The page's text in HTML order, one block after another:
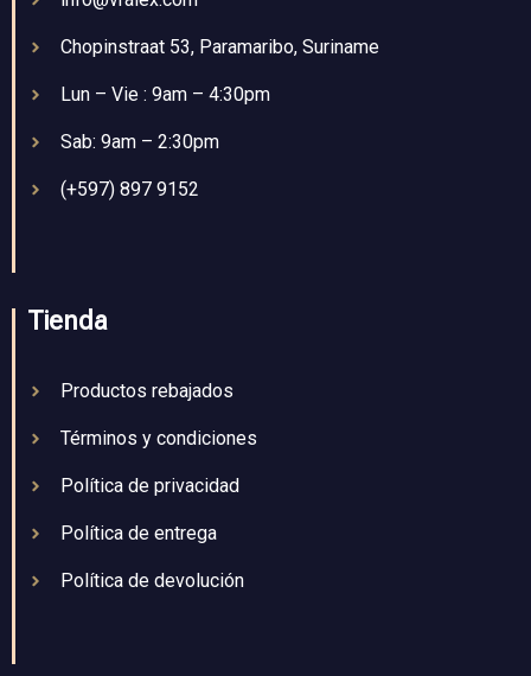
Chopinstraat 53, Paramaribo, Suriname
Lun – Vie : 9am – 4:30pm
Sab: 9am – 2:30pm
(+597) 897 9152
Tienda
Productos rebajados
Términos y condiciones
Política de privacidad
Política de entrega
Política de devolución